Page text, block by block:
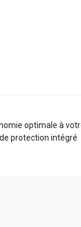
optimale à
protection intégré